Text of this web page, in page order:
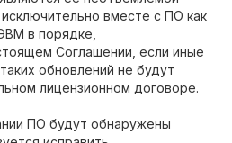
вместе с ПО как
в порядке,
Соглашении, если иные
обновлений не будут
лицензионном договоре.
ПО будут обнаружены
33-55